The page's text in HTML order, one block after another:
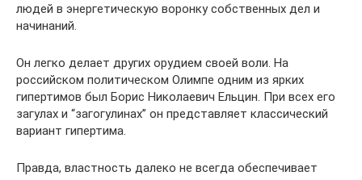
людей в энергетическую воронку собственных дел и
начинаний.
Он легко делает других орудием своей воли. На
российском политическом Олимпе одним из ярких
гипертимов был Борис Николаевич Ельцин. При всех его
загулах и “загогулинах” он представляет классический
вариант гипертима.
Правда, властность далеко не всегда обеспечивает